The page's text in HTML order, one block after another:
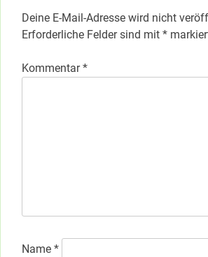
Deine E-Mail-Adresse wird nicht
Erforderliche Felder sind mit *
Kommentar*
Name *